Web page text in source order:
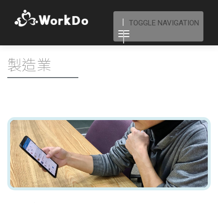
TOGGLE NAVIGATION
製造業